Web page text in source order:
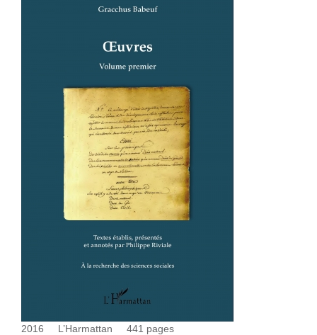
XXe siècle
Thématiques
2016 L’Harmattan 441 pages